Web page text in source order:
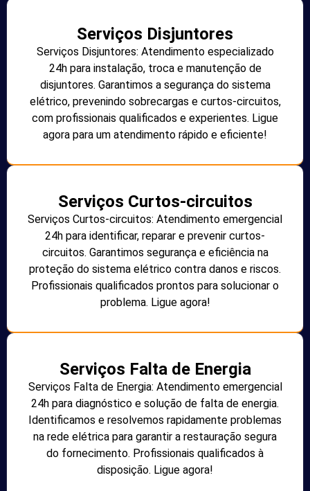
Serviços Disjuntores
Serviços Disjuntores: Atendimento especializado
24h para instalação, troca e manutenção de
disjuntores. Garantimos a segurança do sistema
elétrico, prevenindo sobrecargas e curtos-circuitos,
com profissionais qualificados e experientes. Ligue
agora para um atendimento rápido e eficiente!
Serviços Curtos-circuitos
Serviços Curtos-circuitos: Atendimento emergencial
24h para identificar, reparar e prevenir curtos-
circuitos. Garantimos segurança e eficiência na
proteção do sistema elétrico contra danos e riscos.
Profissionais qualificados prontos para solucionar o
problema. Ligue agora!
Serviços Falta de Energia
Serviços Falta de Energia: Atendimento emergencial
24h para diagnóstico e solução de falta de energia.
Identificamos e resolvemos rapidamente problemas
na rede elétrica para garantir a restauração segura
do fornecimento. Profissionais qualificados à
disposição. Ligue agora!